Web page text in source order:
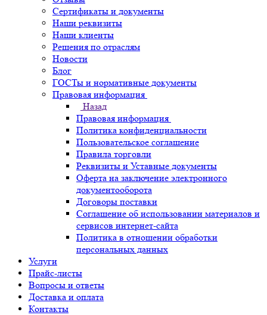
Сертификаты и документы
Наши реквизиты
Наши клиенты
Решения по отраслям
Новости
Блог
ГОСТы и нормативные документы
Правовая информация
Назад
Правовая информация
Политика конфиденциальности
Пользовательское соглашение
Правила торговли
Реквизиты и Уставные документы
Оферта на заключение электронного
документооборота
Договоры поставки
Соглашение об использовании материалов и
сервисов интернет-сайта
Политика в отношении обработки
персональных данных
Услуги
Прайс-листы
Вопросы и ответы
Доставка и оплата
Контакты